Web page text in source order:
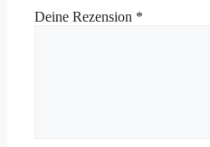
Deine Rezension *